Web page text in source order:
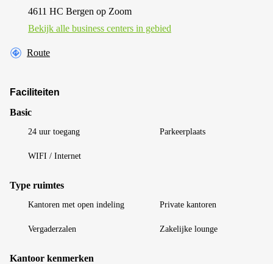
4611 HC Bergen op Zoom
Bekijk alle business centers in gebied
Route
Faciliteiten
Basic
24 uur toegang Parkeerplaats
WIFI / Internet
Type ruimtes
Kantoren met open indeling Private kantoren
Vergaderzalen Zakelijke lounge
Kantoor kenmerken